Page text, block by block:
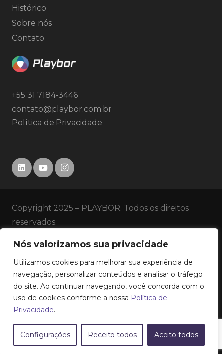
Nós valorizamos sua privacidade
Utilizamos cookies para melhorar sua experiência de
navegação, personalizar conteúdos e analisar o tráfego
do site. Ao continuar navegando, você concorda com o
uso de cookies conforme a nossa Política de
Privacidade.
Configurações Receito todos Aceito todos
Histórico
Sobre nós
Contato
+55 31 7184-3446
contato@playbor.com.br
Política de Privacidade
Copyright 2025 – PLAYBOR. Todos os direitos
reservados.
HISTÓRICO
CONTATO